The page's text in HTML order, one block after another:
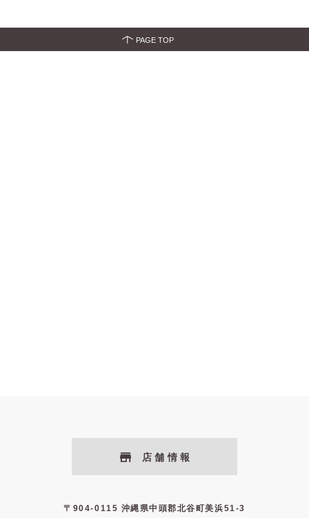
PAGE TOP
店舗情報
〒904-0115 沖縄県中頭郡北谷町美浜51-3